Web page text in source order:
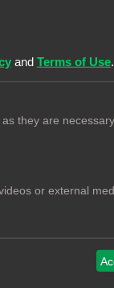
zoals het is
and Terms of Use.
they are
or external